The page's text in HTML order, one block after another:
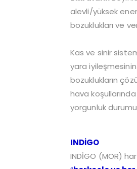
alevli/yüksek
bozuklukları ve
Kas ve sinir
yara
bozuklukların
hava
yorgunluk
INDİGO
INDİGO (MOR)